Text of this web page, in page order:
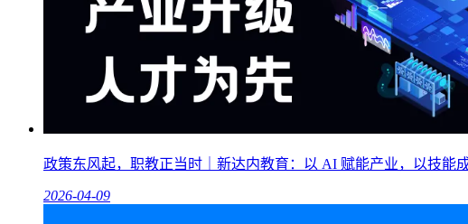
政策东风起，职教正当时｜新达内教育：以 AI 赋能产业，以技能
2026-04-09